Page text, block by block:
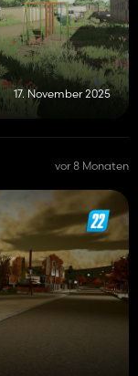
17. November 2025
vor 8 Monaten